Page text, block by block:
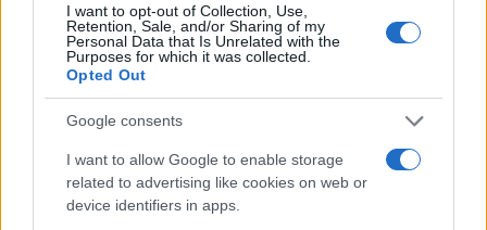
I want to opt-out of Collection, Use,
Retention, Sale, and/or Sharing of my
Personal Data that Is Unrelated with the
Purposes for which it was collected.
Opted Out
Google consents
I want to allow Google to enable storage
related to advertising like cookies on web or
device identifiers in apps.
L’unico dubbio che resta a chi scrive riguarda la
bassa risoluzione, paradosso dei paradossi, della
foto scattata da Mantellini. Ci racconta tutto. Ma
dalla sua grana sfocata forse non si coglie un
rivoluzioni. Sia quelle che riguardano
l’organizzazione della società, sia quelle politiche.